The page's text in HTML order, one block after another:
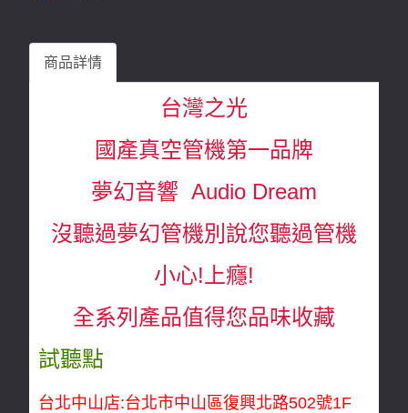
商品詳情
台灣之光
國產真空管機第一品牌
夢幻音響 Audio Dream
沒聽過夢幻管機別說您聽過管機
小心!上癮!
全系列產品值得您品味收藏
試聽點
台北中山店:台北市中山區復興北路502號1F